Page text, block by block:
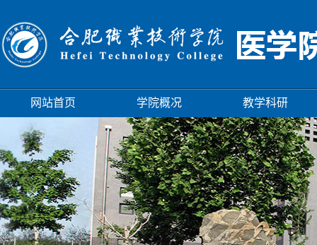
网站首页 学院概况 教学科研